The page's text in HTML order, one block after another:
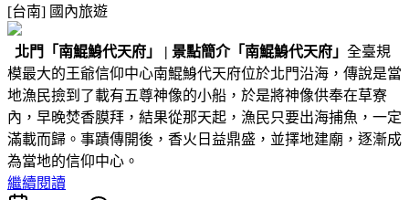
[台南] 國內旅遊
北門 「南鯤鯓代天府」 | 景點簡介「南鯤鯓代天府」 全臺規
模最大的王爺信仰中心南鯤鯓代天府位於北門沿海，傳說是當
地漁民撿到了載有五尊神像的小船，於是將神像供奉在草寮
內，早晚焚香膜拜，結果從那天起，漁民只要出海捕魚，一定
滿載而歸。事蹟傳開後，香火日益鼎盛，並擇地建廟，逐漸成
為當地的信仰中心。
繼續閱讀